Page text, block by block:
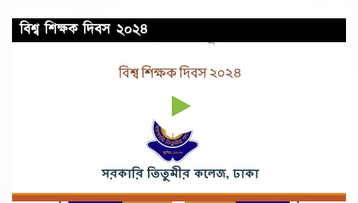
বিশ্ব শিক্ষক দিবস ২০২৪